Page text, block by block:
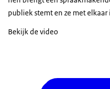
publiek stemt en ze met elkaar
Bekijk de video